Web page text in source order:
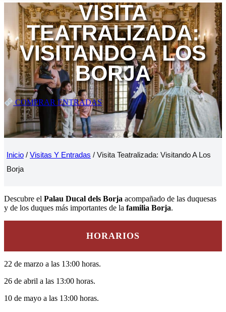
VISITA
TEATRALIZADA:
VISITANDO A LOS
BORJA
COMPRAR ENTRADAS
Inicio / Visitas Y Entradas / Visita Teatralizada: Visitando A Los
Borja
Descubre el Palau Ducal dels Borja acompañado de las duquesas
y de los duques más importantes de la familia Borja.
HORARIOS
22 de marzo a las 13:00 horas.
26 de abril a las 13:00 horas.
10 de mayo a las 13:00 horas.